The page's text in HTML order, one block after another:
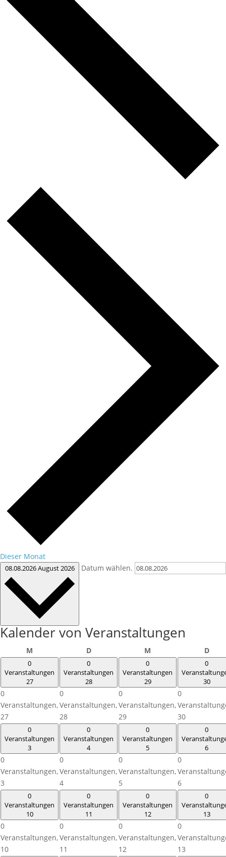
Dieser Monat
08.08.2026August 2026 Datum wählen.
Kalender von Veranstaltungen
M DDienstag M D
0
Veranstaltungen
27
0
Veranstaltungen,
27
0
Veranstaltungen
28
0
Veranstaltungen,
28
0
Veranstaltungen
29
0
Veranstaltungen,
29
0
30
0
30
0
Veranstaltungen
3
0
Veranstaltungen,
3
0
Veranstaltungen
4
0
Veranstaltungen,
4
0
Veranstaltungen
5
0
Veranstaltungen,
5
0
6
0
6
0
Veranstaltungen
10
0
Veranstaltungen,
10
0
Veranstaltungen
11
0
Veranstaltungen,
11
0
Veranstaltungen
12
0
Veranstaltungen,
12
0
13
0
13